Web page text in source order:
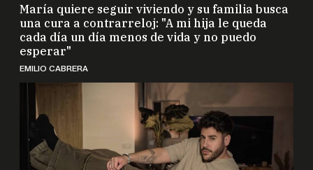
María quiere seguir viviendo y su familia busca
una cura a contrarreloj: "A mi hija le queda
cada día un día menos de vida y no puedo
esperar"
EMILIO CABRERA